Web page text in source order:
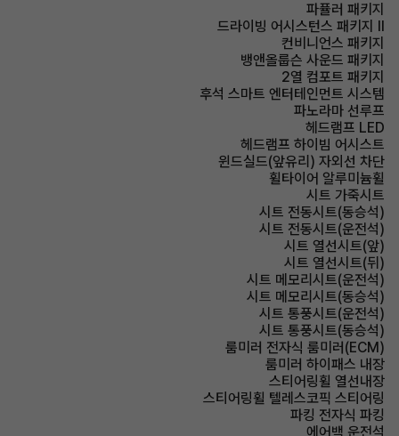
파퓰러 패키지
드라이빙 어시스턴스 패키지 Ⅱ
컨비니언스 패키지
뱅앤올룹슨 사운드 패키지
2열 컴포트 패키지
후석 스마트 엔터테인먼트 시스템
파노라마 선루프
헤드램프 LED
헤드램프 하이빔 어시스트
윈드실드(앞유리) 자외선 차단
휠타이어 알루미늄휠
시트 가죽시트
시트 전동시트(동승석)
시트 전동시트(운전석)
시트 열선시트(앞)
시트 열선시트(뒤)
시트 메모리시트(운전석)
시트 메모리시트(동승석)
시트 통풍시트(운전석)
시트 통풍시트(동승석)
룸미러 전자식 룸미러(ECM)
룸미러 하이패스 내장
스티어링휠 열선내장
스티어링휠 텔레스코픽 스티어링
파킹 전자식 파킹
에어백 운전석